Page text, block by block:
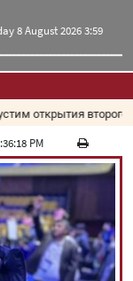
8 August 2026 3:59
открытия второго
PM